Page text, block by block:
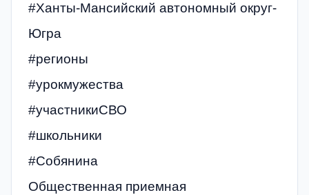
#Ханты-Мансийский автономный округ-
Югра
#регионы
#урокмужества
#участникиСВО
#школьники
#Собянина
Общественная приемная